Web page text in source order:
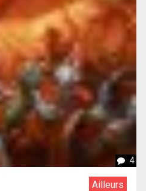
4
Ailleurs